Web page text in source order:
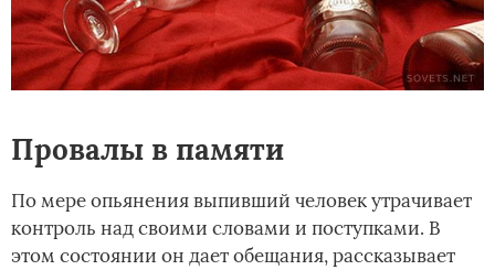
Провалы в памяти
По мере опьянения выпивший человек утрачивает
контроль над своими словами и поступками. В
этом состоянии он дает обещания, рассказывает